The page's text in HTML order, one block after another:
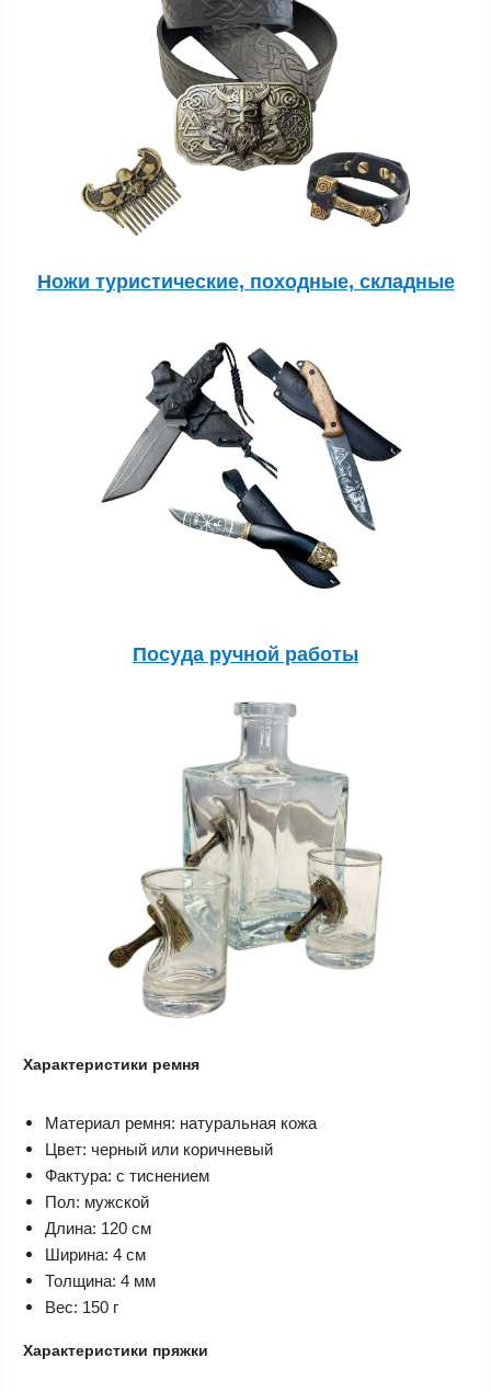
Ножи туристические, походные, складные
Посуда ручной работы
Характеристики ремня
Материал ремня: натуральная кожа
Цвет: черный или коричневый
Фактура: с тиснением
Пол: мужской
Длина: 120 см
Ширина: 4 см
Толщина: 4 мм
Вес: 150 г
Характеристики пряжки